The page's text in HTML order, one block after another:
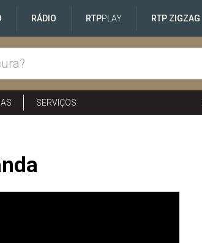
RÁDIO RTPPLAY RTP ZIGZAG
SERVIÇOS